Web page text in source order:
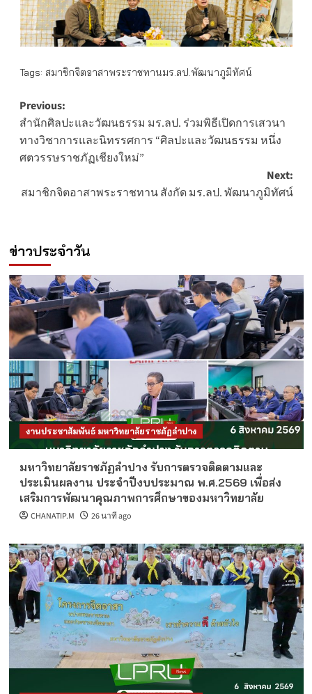
Tags: สมาชิกจิตอาสาพระราชทานมร.ลป.พัฒนาภูมิทัศน์
Post
navigation
Previous:
สำนักศิลปะและวัฒนธรรม มร.ลป. ร่วมพิธีเปิดการเสวนา
ทางวิชาการและนิทรรศการ “ศิลปะและวัฒนธรรม หนึ่ง
ศตวรรษราชภัฏเชียงใหม่”
Next:
สมาชิกจิตอาสาพระราชทาน สังกัด มร.ลป. พัฒนาภูมิทัศน์
ข่าวประจำวัน
งานประชาสัมพันธ์ มหาวิทยาลัยราชภัฏลำปาง
มหาวิทยาลัยราชภัฏลำปาง รับการตรวจติดตามและ
ประเมินผลงาน ประจำปีงบประมาณ พ.ศ.2569 เพื่อส่ง
เสริมการพัฒนาคุณภาพการศึกษาของมหาวิทยาลัย
CHANATIP.M 26 นาที ago